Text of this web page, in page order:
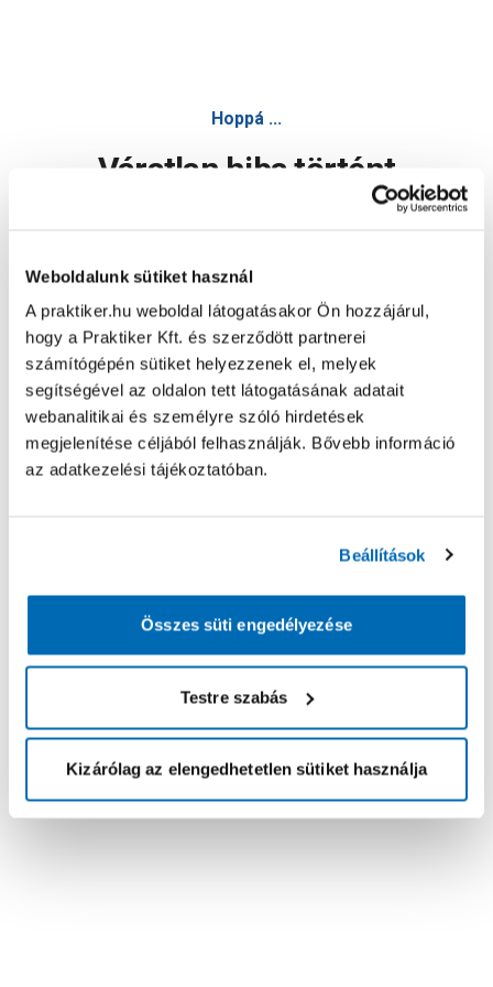
Weboldalunk sütiket használ
A praktiker.hu weboldal látogatásakor Ön hozzájárul,
hogy a Praktiker Kft. és szerződött partnerei
számítógépén sütiket helyezzenek el, melyek
segítségével az oldalon tett látogatásának adatait
webanalitikai és személyre szóló hirdetések
megjelenítése céljából felhasználják. Bővebb információ
az adatkezelési tájékoztatóban.
Beállítások
Összes süti engedélyezése
Testre szabás
Kizárólag az elengedhetetlen sütiket használja
Hoppá ...
Váratlan hiba történt
Oldal újratöltése